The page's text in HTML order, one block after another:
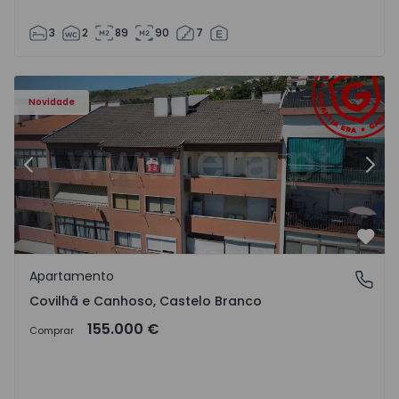
3 2 89 90 7
Novidade
- 18
Apartamento T2 Covilhã, Covilhã e Canhoso - 1497806 -
Anterior
Covilhã e Canhoso, Castelo Branco
Apartamento
Covilhã e Canhoso, Castelo Branco
Comprar 155.000 €